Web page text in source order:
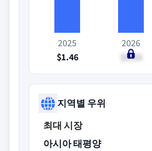
2025
$1.46
2026
$1.53
지역별 우위
최대 시장
아시아 태평양